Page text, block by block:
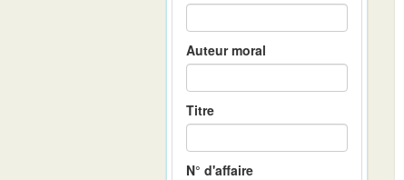
Auteur moral
Titre
N° d'affaire